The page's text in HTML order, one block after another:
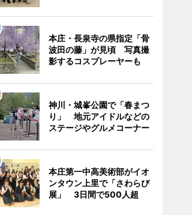
本庄・長泉寺の県指定「骨
波田の藤」が見頃 写真撮
影するコスプレーヤーも
神川・城峯公園で「春まつ
り」 地元アイドルなどの
ステージやグルメコーナー
本庄第一中高美術部がイオ
ンタウン上里で「さわらび
展」 3日間で500人超